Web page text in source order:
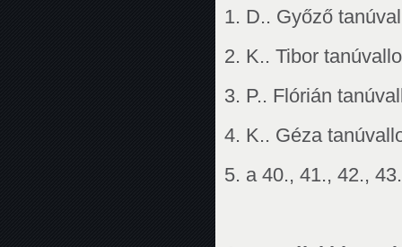
1. D.. Győző
2. K.. Tibor
3. P.. Flórián
4. K.. Géza
5. a 40., 41., 42.,